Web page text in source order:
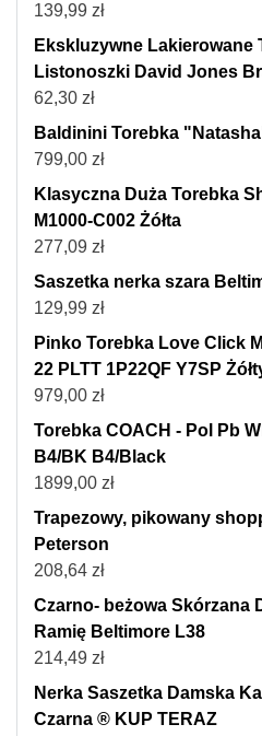
139,99 zł
Ekskluzywne Lakierowane
Listonoszki David Jones
62,30 zł
Baldinini Torebka
799,00 zł
Klasyczna Duża Torebka
M1000-C002 Żółta
277,09 zł
Saszetka nerka szara
129,99 zł
Pinko Torebka Love Click
22 PLTT 1P22QF Y7SP
979,00 zł
Torebka COACH - Pol Pb
B4/BK B4/Black
1899,00 zł
Trapezowy, pikowany
Peterson
208,64 zł
Czarno- beżowa Skórzana
Ramię Beltimore L38
214,49 zł
Nerka Saszetka Damska
Czarna ® KUP TERAZ